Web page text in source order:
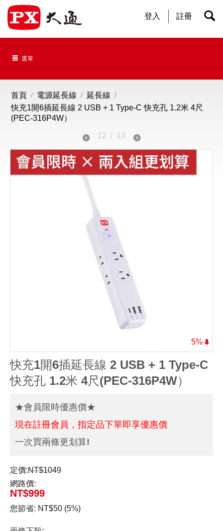
登入 註冊
選單
首頁 / 電源延長線 / 延長線 /
快充1開6插延長線 2 USB + 1 Type-C 快充孔 1.2米 4尺
(PEC-316P4W）
12 / 13
5%
快充1開6插延長線 2 USB + 1 Type-C
快充孔 1.2米 4尺(PEC-316P4W）
★會員限時優惠價★
現在註冊會員，指定品下單即享優惠價
一次買兩條更划算!
定價:NT$1049
網路價:
NT$999
您節省: NT$50 (5%)